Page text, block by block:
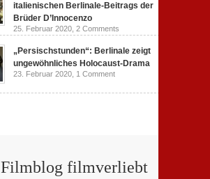
italienischen Berlinale-Beitrags der
Brüder D’Innocenzo
25. Februar 2020, 2 Comments
„Persischstunden“: Berlinale zeigt
ungewöhnliches Holocaust-Drama
23. Februar 2020, 1 Comment
Filmblog filmverliebt